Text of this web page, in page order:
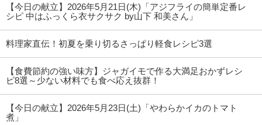
【今日の献立】2026年5月21日(木)「アジフライの簡単定番レ
シピ 中はふっくら衣サクサク by山下 和美さん」
料理家直伝！初夏を乗り切るさっぱり軽食レシピ3選
【食費節約の強い味方】ジャガイモで作る大満足おかずレシ
ピ8選～少ない材料でも食べ応え抜群！
【今日の献立】2026年5月23日(土)「やわらかイカのトマト
煮」